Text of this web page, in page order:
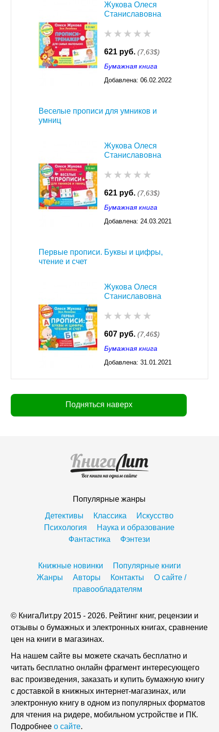
Жукова Олеся
Станиславовна
621 руб. (7,63$)
Бумажная книга
Добавлена: 06.02.2022
Веселые прописи для умников и
умниц
Жукова Олеся
Станиславовна
621 руб. (7,63$)
Бумажная книга
Добавлена: 24.03.2021
Первые прописи. Буквы и цифры,
чтение и счет
Жукова Олеся
Станиславовна
607 руб. (7,46$)
Бумажная книга
Добавлена: 31.01.2021
Подняться наверх
Популярные жанры
Детективы
Классика
Искусство
Психология
Наука и образование
Фантастика
Фэнтези
Книжные новинки
Популярные книги
Жанры
Авторы Контакты
О сайте /
правообладателям
© КнигаЛит.ру 2015 - 2026. Рейтинг книг, рецензии и
отзывы о бумажных и электронных книгах, сравнение
цен на книги в магазинах.
На нашем сайте вы можете скачать бесплатно и
читать бесплатно онлайн фрагмент интересующего
вас произведения, заказать и купить бумажную книгу
с доставкой в книжных интернет-магазинах, или
электронную книгу в одном из популярных форматов
для чтения на ридере, мобильном устройстве и ПК.
Подробнеео сайте.